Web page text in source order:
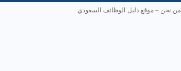
من نحن – موقع دليل الوظائف السعودي